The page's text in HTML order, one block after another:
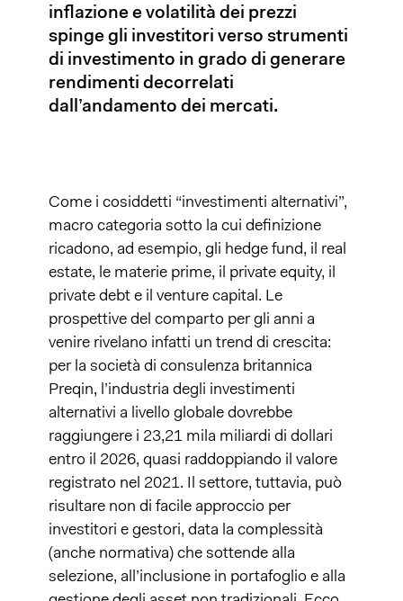
inflazione e volatilità dei prezzi
spinge gli investitori verso strumenti
di investimento in grado di generare
rendimenti decorrelati
dall’andamento dei mercati.
Come i cosiddetti “investimenti alternativi”,
macro categoria sotto la cui definizione
ricadono, ad esempio, gli hedge fund, il real
estate, le materie prime, il private equity, il
private debt e il venture capital. Le
prospettive del comparto per gli anni a
venire rivelano infatti un trend di crescita:
per la società di consulenza britannica
Preqin, l’industria degli investimenti
alternativi a livello globale dovrebbe
raggiungere i 23,21 mila miliardi di dollari
entro il 2026, quasi raddoppiando il valore
registrato nel 2021. Il settore, tuttavia, può
risultare non di facile approccio per
investitori e gestori, data la complessità
(anche normativa) che sottende alla
selezione, all’inclusione in portafoglio e alla